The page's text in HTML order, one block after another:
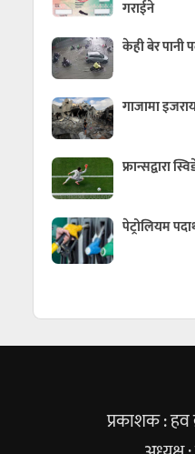
गराईने
केही बेर पानी
गाजामा
फ्रान्सद्वारा
पेट्रोलियम
प्रकाशक : हव